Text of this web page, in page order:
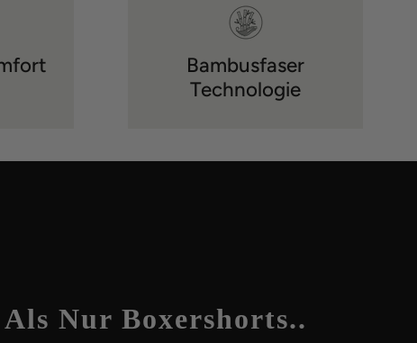
Bambusfaser
Technologie
Nur Boxershorts..